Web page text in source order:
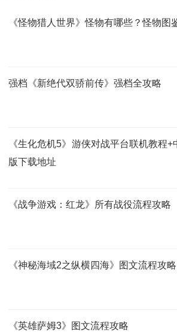
《怪物猎人世界》怪物有哪些？怪物图
强档《新绝代双骄前传》强档全攻略
《生化危机5》游侠对战平台联机教程
版下载地址
《战争游戏：红龙》所有战役流程攻略
《神秘海域2之纵横四海》图文流程攻略
《英雄萨姆3》图文流程攻略